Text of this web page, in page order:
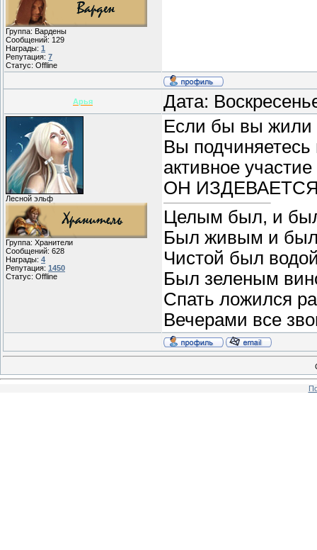
Группа: Вардены
Сообщений: 129
Награды: 1
Репутация: 7
Статус: Offline
Арья Дата:
Лесной эльф
Группа: Хранители
Сообщений: 628
Награды: 4
Репутация: 1450
Статус: Offline
Если бы вы жили
Вы
активное
ОН
Целым был, и
Был живым и
Чистой был
Был зеленым
Спать ложился
Вечерами все